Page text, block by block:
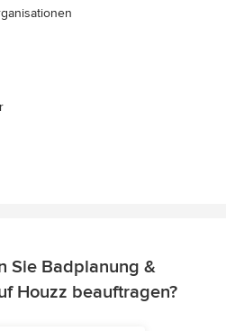
Sie Badplanung &
Houzz beauftragen?